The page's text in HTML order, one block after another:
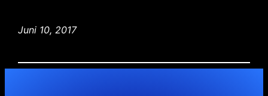
Juni 10, 2017